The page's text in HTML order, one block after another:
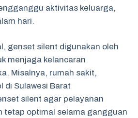
aktivitas keluarga,
hari.
genset silent digunakan oleh
menjaga kelancaran
Misalnya, rumah sakit,
di Sulawesi Barat
silent agar pelayanan
tetap optimal selama gangguan